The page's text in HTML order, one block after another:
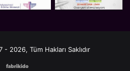
2026, Tüm Hakları Saklıdır